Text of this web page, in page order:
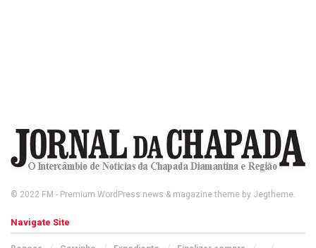
© 2022 FM - Premium WordPress news & magazine theme by Jegtheme.
Navigate Site